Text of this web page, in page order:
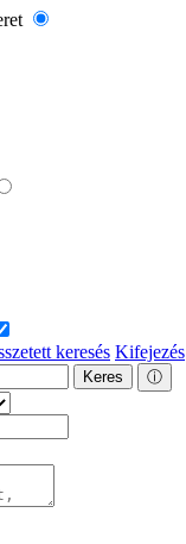
keresés Kifejezés
Keres ⓘ